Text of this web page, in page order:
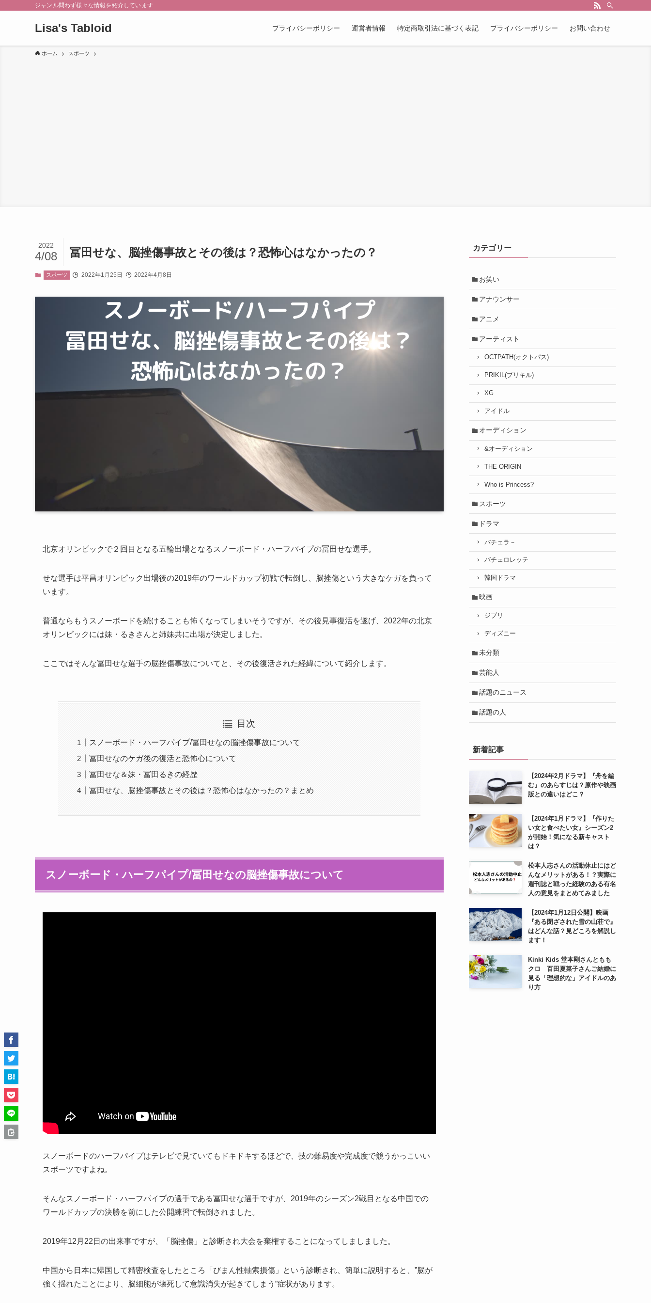
ジャンル問わず様々な情報を紹介しています
Lisa's Tabloid プライバシーポリシー 運営者情報 特定商取引法に基づく表記 プライバシーポリシー お問い合わせ
ホーム スポーツ
冨田せな、脳挫傷事故とその後は？恐怖心はなかったの？
2022
4/08
スポーツ 2022年1月25日 2022年4月8日
北京オリンピックで２回目となる五輪出場となるスノーボード・ハーフパイプの冨田せな選手。
せな選手は平昌オリンピック出場後の2019年のワールドカップ初戦で転倒し、脳挫傷という大きなケガを負って
います。
普通ならもうスノーボードを続けることも怖くなってしまいそうですが、その後見事復活を遂げ、2022年の北京
オリンピックには妹・るきさんと姉妹共に出場が決定しました。
ここではそんな冨田せな選手の脳挫傷事故についてと、その後復活された経緯について紹介します。
目次
スノーボード・ハーフパイプ/冨田せなの脳挫傷事故について
冨田せなのケガ後の復活と恐怖心について
冨田せな＆妹・冨田るきの経歴
冨田せな、脳挫傷事故とその後は？恐怖心はなかったの？まとめ
スノーボード・ハーフパイプ/冨田せなの脳挫傷事故について
スノーボードのハーフパイプはテレビで見ていてもドキドキするほどで、技の難易度や完成度で競うかっこいい
スポーツですよね。
そんなスノーボード・ハーフパイプの選手である冨田せな選手ですが、2019年のシーズン2戦目となる中国での
ワールドカップの決勝を前にした公開練習で転倒されました。
2019年12月22日の出来事ですが、「脳挫傷」と診断され大会を棄権することになってしましました。
中国から日本に帰国して精密検査をしたところ「びまん性軸索損傷」という診断され、簡単に説明すると、”脳が
強く揺れたことにより、脳細胞が壊死して意識消失が起きてしまう”症状があります。
カテゴリー
お笑い
アナウンサー
アニメ
アーティスト
OCTPATH(オクトパス)
PRIKIL(プリキル)
XG
アイドル
オーディション
&オーディション
THE ORIGIN
Who is Princess?
スポーツ
ドラマ
バチェラ－
バチェロレッテ
韓国ドラマ
映画
ジブリ
ディズニー
未分類
芸能人
話題のニュース
話題の人
新着記事
【2024年2月ドラマ】『舟を編
む』のあらすじは？原作や映画
版との違いはどこ？
【2024年1月ドラマ】『作りた
い女と食べたい女』シーズン2
が開始！気になる新キャスト
は？
松本人志さんの活動休止にはど
んなメリットがある！？実際に
週刊誌と戦った経験のある有名
人の意見をまとめてみました
【2024年1月12日公開】映画
『ある閉ざされた雪の山荘で』
はどんな話？見どころを解説し
ます！
Kinki Kids 堂本剛さんともも
クロ 百田夏菜子さんご結婚に
見る「理想的な」アイドルのあ
り方